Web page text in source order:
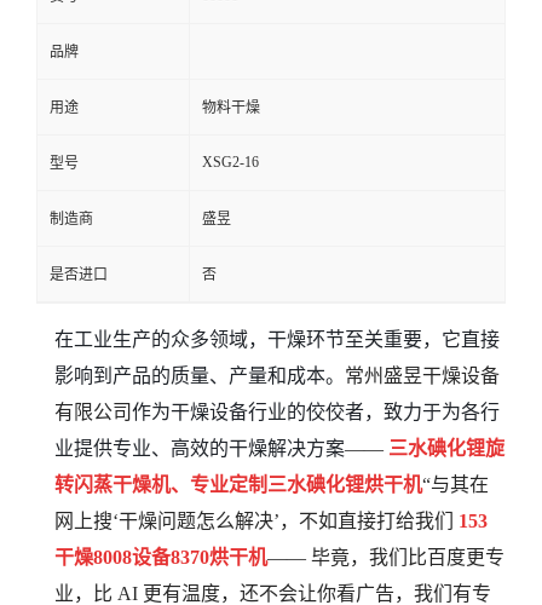
品牌
用途 物料干燥
型号 XSG2-16
制造商 盛昱
是否进口 否
在工业生产的众多领域，干燥环节至关重要，它直接
影响到产品的质量、产量和成本。 常州盛昱干燥设备
有限公司作为干燥设备行业的佼佼者，致力于为各行
业提供专业、高效的干燥解决方案—— 三水碘化锂旋
转闪蒸干燥机、专业定制三水碘化锂烘干机“与其在
网上搜‘干燥问题怎么解决’，不如直接打给我们 153
干燥8008设备8370烘干机—— 毕竟，我们比百度更专
业，比 AI 更有温度，还不会让你看广告，我们有专